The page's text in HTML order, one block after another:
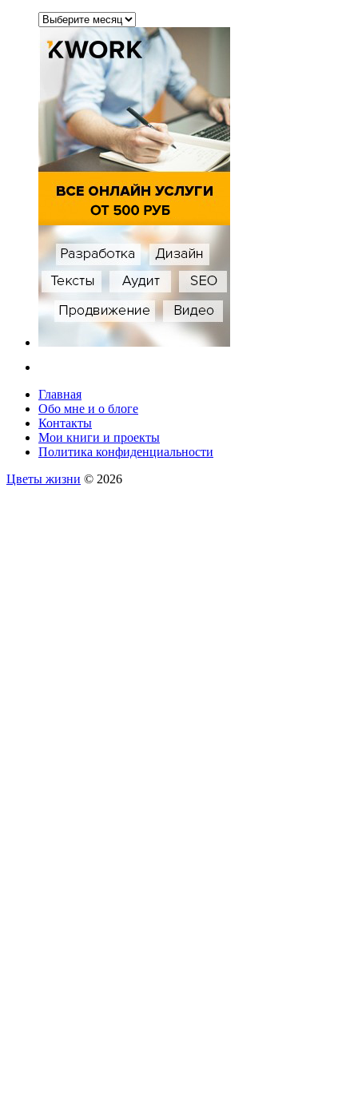
Архивы
Главная
Обо мне и о блоге
Контакты
Мои книги и проекты
Политика конфиденциальности
Цветы жизни © 2026